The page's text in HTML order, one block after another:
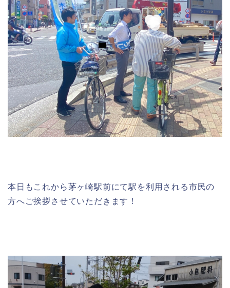
本日もこれから茅ヶ崎駅前にて駅を利用される市民の
方へご挨拶させていただきます！